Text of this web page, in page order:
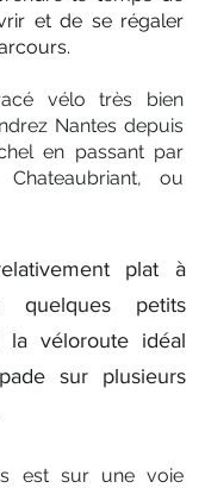
et de se régaler
vélo très bien
Nantes depuis
en passant par
Chateaubriant, ou
plat à
quelques petits
la véloroute idéal
sur plusieurs
est sur une voie